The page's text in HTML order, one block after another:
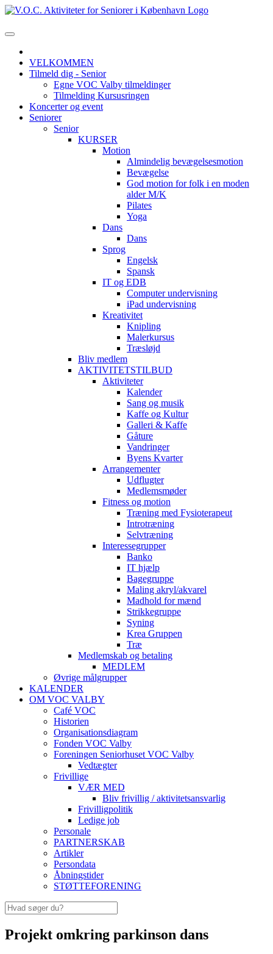
VELKOMMEN
Tilmeld dig - Senior
Egne VOC Valby tilmeldinger
Tilmelding Kursusringen
Koncerter og event
Seniorer
Senior
KURSER
Motion
Almindelig bevægelsesmotion
Bevægelse
God motion for folk i en moden
alder M/K
Pilates
Yoga
Dans
Dans
Sprog
Engelsk
Spansk
IT og EDB
Computer undervisning
iPad undervisning
Kreativitet
Knipling
Malerkursus
Træsløjd
Bliv medlem
AKTIVITETSTILBUD
Aktiviteter
Kalender
Sang og musik
Kaffe og Kultur
Galleri & Kaffe
Gåture
Vandringer
Byens Kvarter
Arrangementer
Udflugter
Medlemsmøder
Fitness og motion
Træning med Fysioterapeut
Introtræning
Selvtræning
Interessegrupper
Banko
IT hjælp
Bagegruppe
Maling akryl/akvarel
Madhold for mænd
Strikkegruppe
Syning
Krea Gruppen
Træ
Medlemskab og betaling
MEDLEM
Øvrige målgrupper
KALENDER
OM VOC VALBY
Café VOC
Historien
Organisationsdiagram
Fonden VOC Valby
Foreningen Seniorhuset VOC Valby
Vedtægter
Frivillige
VÆR MED
Bliv frivillig / aktivitetsansvarlig
Frivilligpolitik
Ledige job
Personale
PARTNERSKAB
Artikler
Persondata
Åbningstider
STØTTEFORENING
Projekt omkring parkinson dans